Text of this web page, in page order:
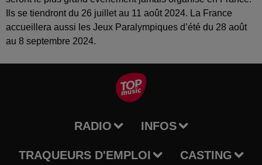
Ils se tiendront du 26 juillet au 11 août 2024. La France
accueillera aussi les Jeux Paralympiques d’été du 28 août
au 8 septembre 2024.
RADIO INFOS
TRAQUEURS D'EMPLOI CASTING